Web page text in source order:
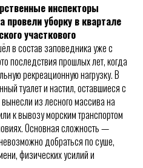
инспекторы
уборку в квартале
участкового
в состав заповедника уже с
последствия прошлых лет, когда
рекреационную нагрузку. В
туалет и настил, оставшиеся с
из лесного массива на
к вывозу морским транспортом
Основная сложность —
добраться по суше,
физических усилий и